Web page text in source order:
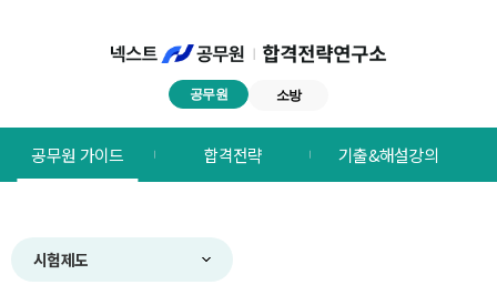
공무원 소방
합격전략연구소
메뉴
공무원 가이드 합격전략 기출&해설강의
시험제도